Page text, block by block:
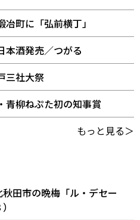
町に「弘前横丁」
本酒発売／つがる
三社大祭
柳ねぷた初の知事賞
もっと見る＞
田市の晩梅「ル・デセー